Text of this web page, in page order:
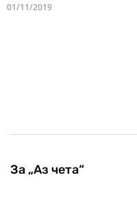
01/11/2019
За „Аз чета“